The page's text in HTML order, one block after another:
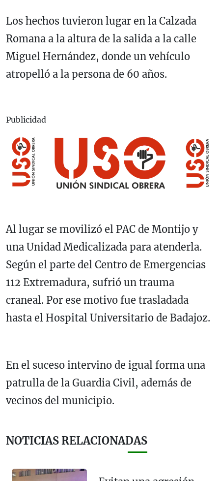
Los hechos tuvieron lugar en la Calzada
Romana a la altura de la salida a la calle
Miguel Hernández, donde un vehículo
atropelló a la persona de 60 años.
Publicidad
Al lugar se movilizó el PAC de Montijo y
una Unidad Medicalizada para atenderla.
Según el parte del Centro de Emergencias
112 Extremadura, sufrió un trauma
craneal. Por ese motivo fue trasladada
hasta el Hospital Universitario de Badajoz.
En el suceso intervino de igual forma una
patrulla de la Guardia Civil, además de
vecinos del municipio.
NOTICIAS RELACIONADAS